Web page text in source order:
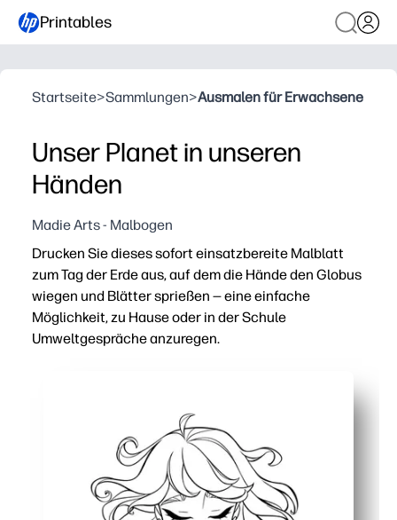
Printables
Startseite>Sammlungen>Ausmalen für Erwachsene
Unser Planet in unseren
Händen
Madie Arts - Malbogen
Drucken Sie dieses sofort einsatzbereite Malblatt
zum Tag der Erde aus, auf dem die Hände den Globus
wiegen und Blätter sprießen — eine einfache
Möglichkeit, zu Hause oder in der Schule
Umweltgespräche anzuregen.
Fesselt jedes Alter — große Formen für kleine Hände
Konzipiert für den reibungslosen Ablauf im
Erweitern Sie das Lernen — fügen Sie auf der